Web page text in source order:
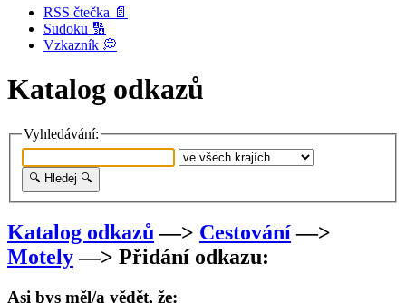
RSS čtečka 📄
Sudoku 🔢
Vzkazník 💭
Katalog odkazů
Vyhledávání:
Katalog odkazů—> Cestování—>
Motely—> Přidání odkazu:
Asi bys měl/a vědět, že: